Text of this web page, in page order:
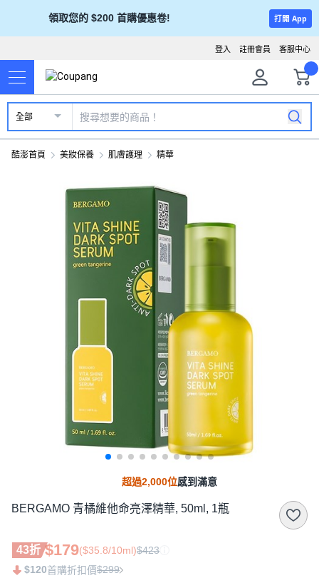
領取您的 $200 首購優惠卷! 打開 App
客服中心
註冊會員
登入
全部
酷澎首頁 美妝保養 肌膚護理 精華
超過2,000位感到滿意
BERGAMO 青橘維他命亮澤精華, 50ml, 1瓶
43折 $179($35.8/10ml)$423
$120首購折扣價$299